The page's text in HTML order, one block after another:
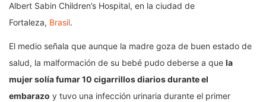
Albert Sabin Children’s Hospital, en la ciudad de
Fortaleza, Brasil.
El medio señala que aunque la madre goza de buen estado de
salud, la malformación de su bebé pudo deberse a que la
mujer solía fumar 10 cigarrillos diarios durante el
embarazo y tuvo una infección urinaria durante el primer